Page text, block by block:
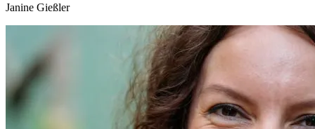
Janine Gießler